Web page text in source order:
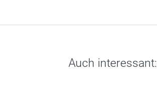
Auch interessant: